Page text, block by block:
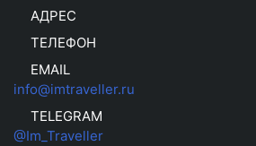
АДРЕС
ТЕЛЕФОН
EMAIL
info@imtraveller.ru
TELEGRAM
@Im_Traveller